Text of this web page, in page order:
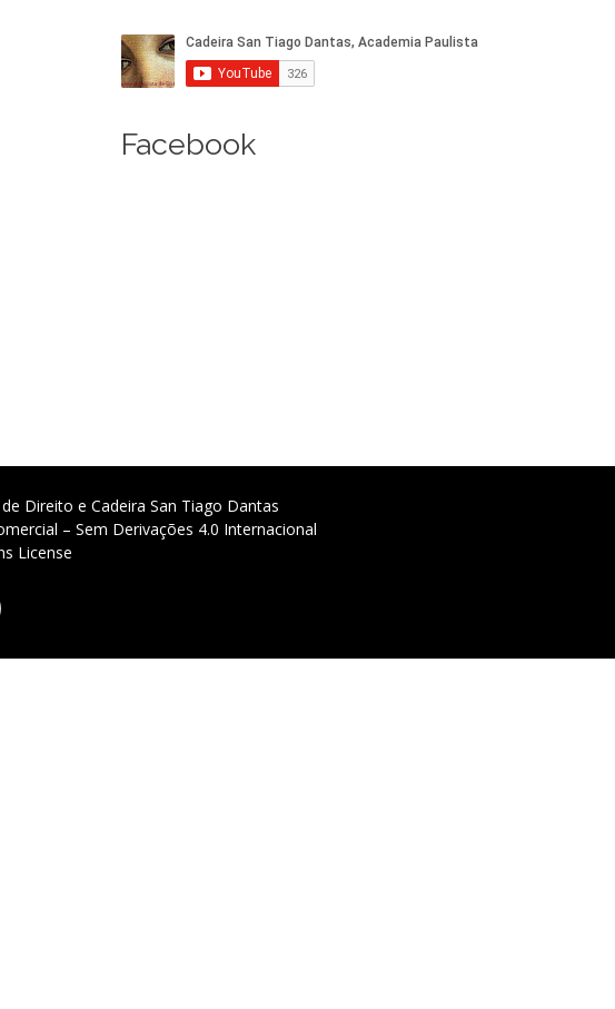
Facebook
Direito e Cadeira San Tiago Dantas
– Sem Derivações 4.0 Internacional
License